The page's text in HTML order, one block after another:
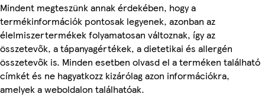
Mindent megteszünk annak érdekében, hogy a
termékinformációk pontosak legyenek, azonban az
élelmiszertermékek folyamatosan változnak, így az
összetevők, a tápanyagértékek, a dietetikai és allergén
összetevők is. Minden esetben olvasd el a terméken található
címkét és ne hagyatkozz kizárólag azon információkra,
amelyek a weboldalon találhatóak.